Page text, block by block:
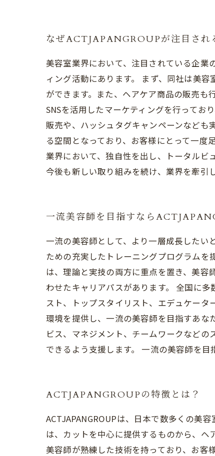
なぜACTJAPANGROUPが注目され
美容室業界において、注目されている企業
ィング活動にあります。 まず、同社は美
ができます。また、ヘアケア商品の販売も
SNSを活用したマーケティングを行って
販売や、ハッシュタグキャンペーンなども
る空間となっており、お客様にとって一度
業界において、独自性を出し、トータルビ
今後も新しい取り組みを続け、業界を牽引
一流美容師を目指すなら
一流の美容師として、より一層成長したい
ための充実したトレーニングプログラムを
は、理論と実技の両方に重点を置き、美
わせたキャリアパスがあります。 全国に
スト、トップスタイリスト、エデュケー
環境を提供し、一流の美容師を目指すあな
ビス、マネジメント、チームワークなど
できるよう支援します。 一流の美容師を目
ACTJAPANGROUPの特徴とは？
ACTJAPANGROUPは、日本で数多くの美
は、カットを中心に提供するものから、
美容師が熟練した技術を持っており、お客